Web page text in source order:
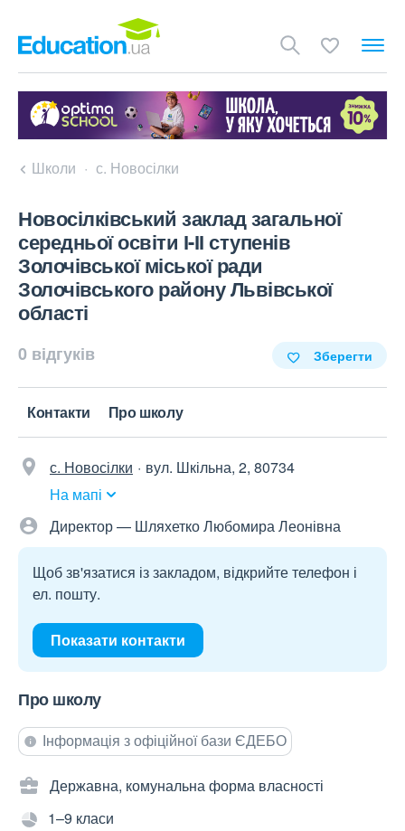
Школи с. Новосілки
Новосілківський заклад загальної
середньої освіти І-ІІ ступенів
Золочівської міської ради
Золочівського району Львівської
області
0 відгуків Зберегти
Контакти Про школу
с. Новосілки
вул. Шкільна, 2, 80734
На мапі
Директор — Шляхетко Любомира Леонівна
Щоб зв'язатися із закладом, відкрийте телефон і
ел. пошту.
Показати контакти
Про школу
Інформація з офіційної бази ЄДЕБО
Державна, комунальна форма власності
1–9 класи